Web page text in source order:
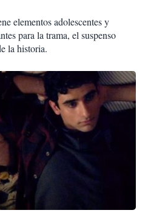
elementos adolescentes y
para la trama, el suspenso
la historia.